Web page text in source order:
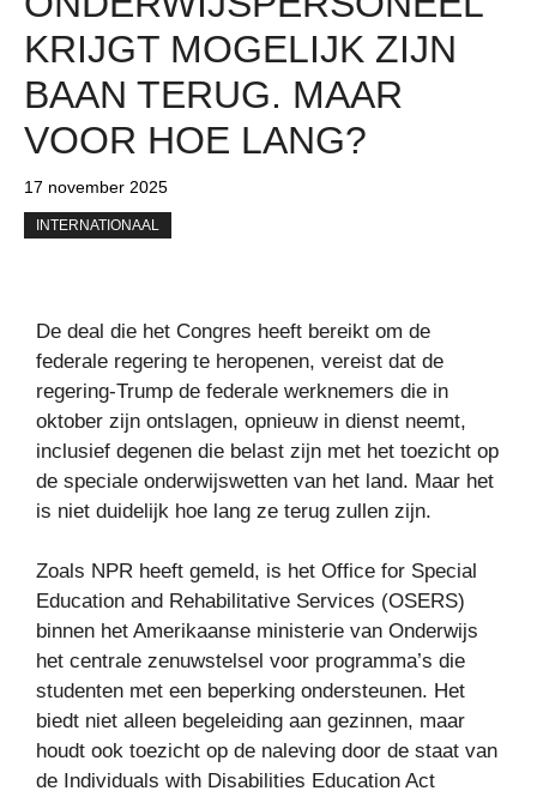
KRIJGT MOGELIJK ZIJN
BAAN TERUG. MAAR
VOOR HOE LANG?
17 november 2025
INTERNATIONAAL
De deal die het Congres heeft bereikt om de
federale regering te heropenen, vereist dat de
regering-Trump de federale werknemers die in
oktober zijn ontslagen, opnieuw in dienst neemt,
inclusief degenen die belast zijn met het toezicht op
de speciale onderwijswetten van het land. Maar het
is niet duidelijk hoe lang ze terug zullen zijn.
Zoals NPR heeft gemeld, is het Office for Special
Education and Rehabilitative Services (OSERS)
binnen het Amerikaanse ministerie van Onderwijs
het centrale zenuwstelsel voor programma’s die
studenten met een beperking ondersteunen. Het
biedt niet alleen begeleiding aan gezinnen, maar
houdt ook toezicht op de naleving door de staat van
de Individuals with Disabilities Education Act